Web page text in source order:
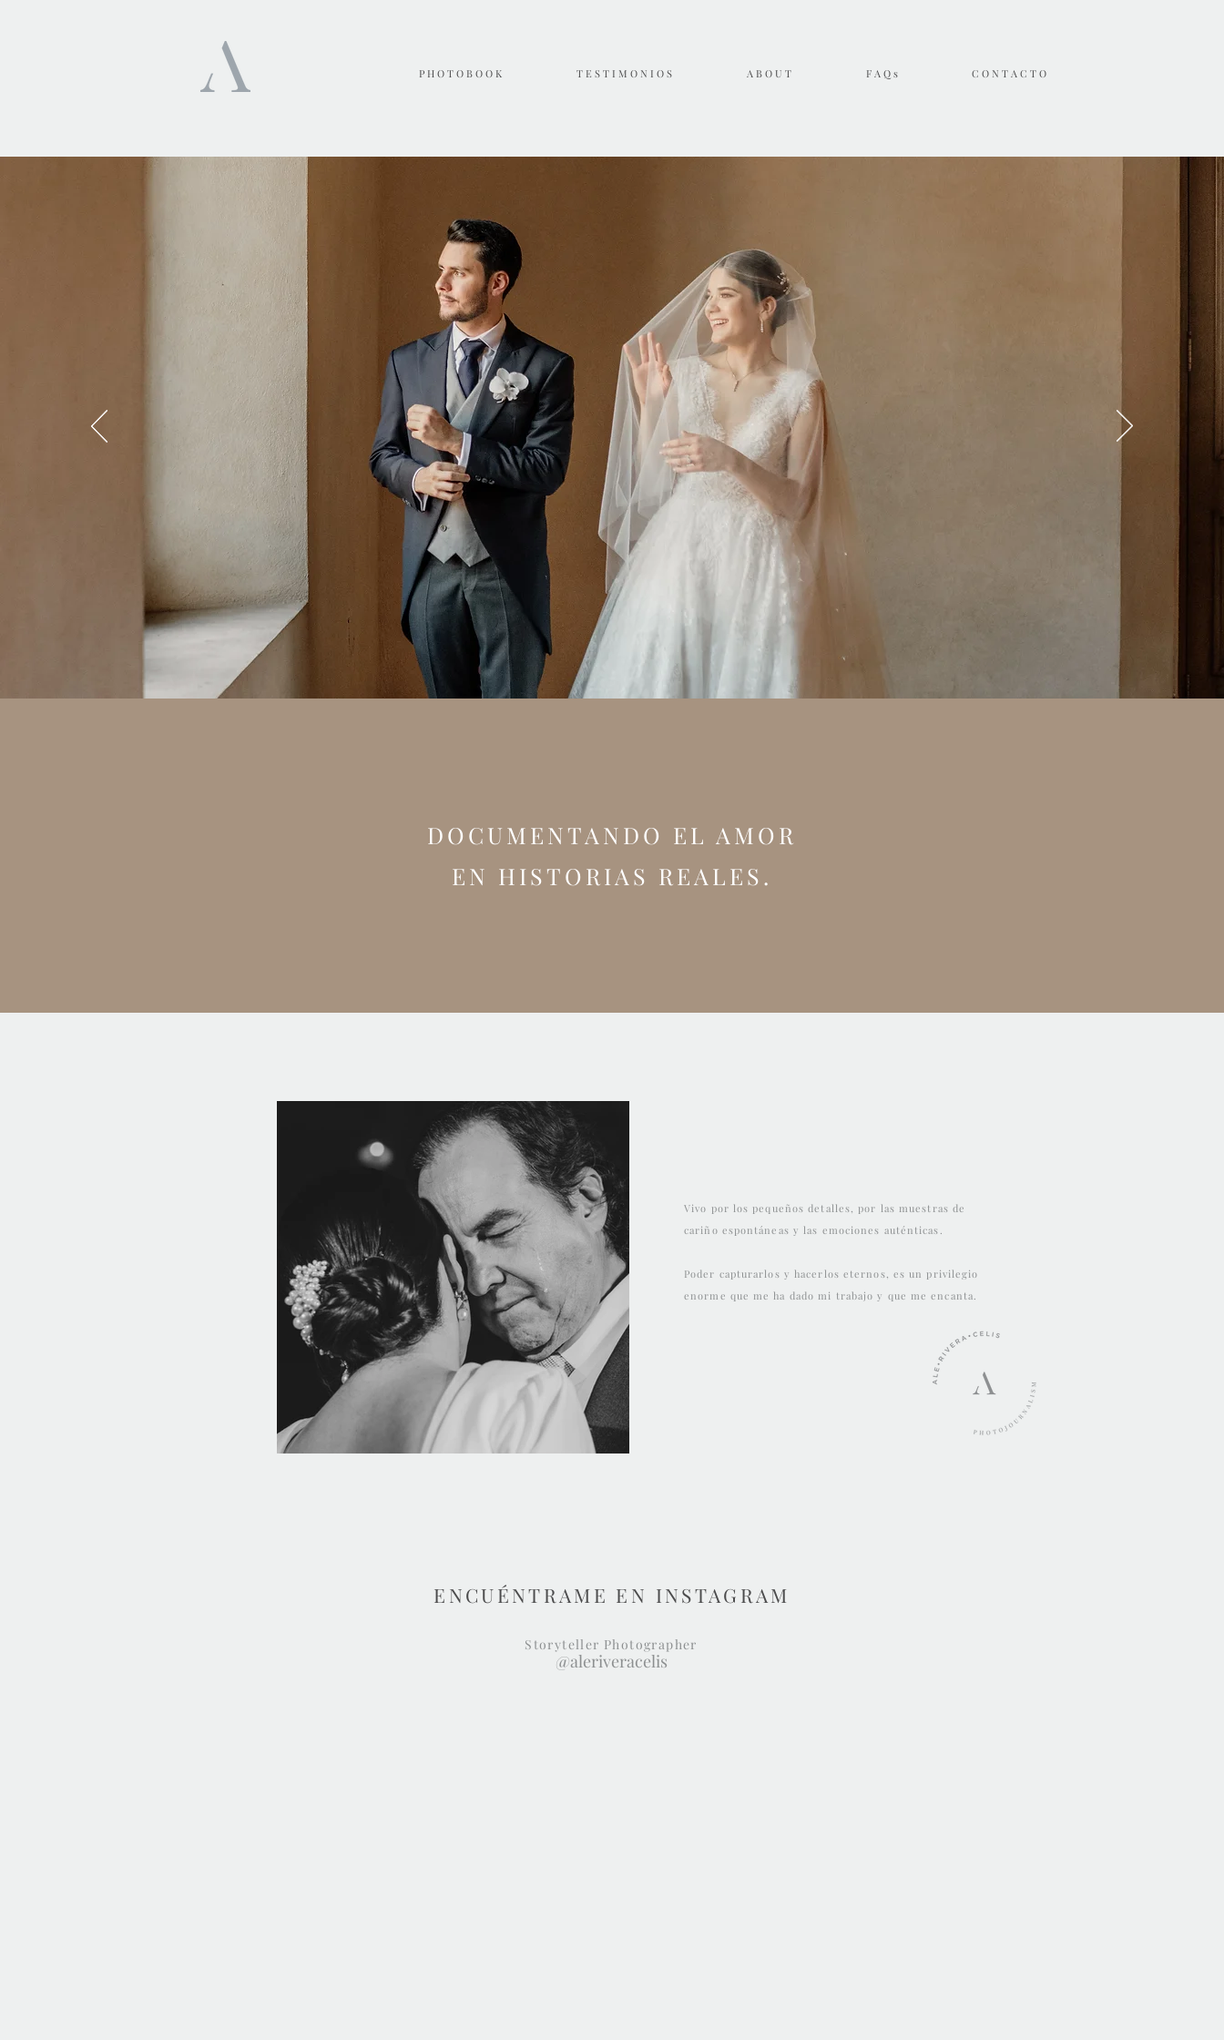
P H O T O B O O K T E S T I M O N I O S A B O U T F A Q s C O N T A C T O
DOCUMENTANDO EL AMOR
EN HISTORIAS REALES.
Vivo por los pequeños detalles, por las muestras de
cariño espontáneas y las emociones auténticas.
Poder capturarlos y hacerlos eternos, es un privilegio
enorme que me ha dado mi trabajo y que me encanta.
ENCUÉNTRAME EN INSTAGRAM
@aleriveracelis
Storyteller Photographer